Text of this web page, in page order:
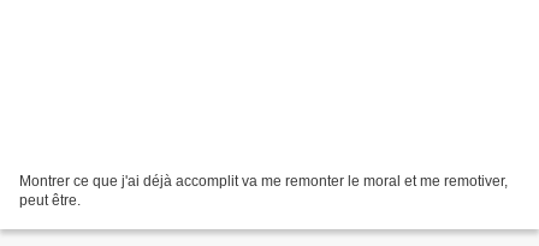
Montrer ce que j'ai déjà accomplit va me remonter le moral et me remotiver,
peut être.